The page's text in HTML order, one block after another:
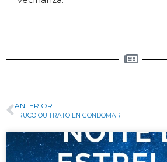
ANTERIOR
TRUCO OU TRATO EN GONDOMAR